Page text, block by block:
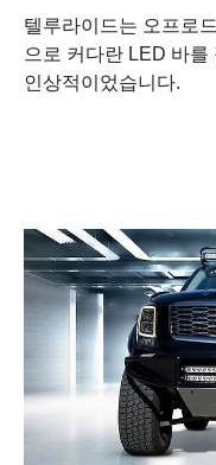
텔루라이드는 오프로
으로 커다란 LED 바
인상적이었습니다.